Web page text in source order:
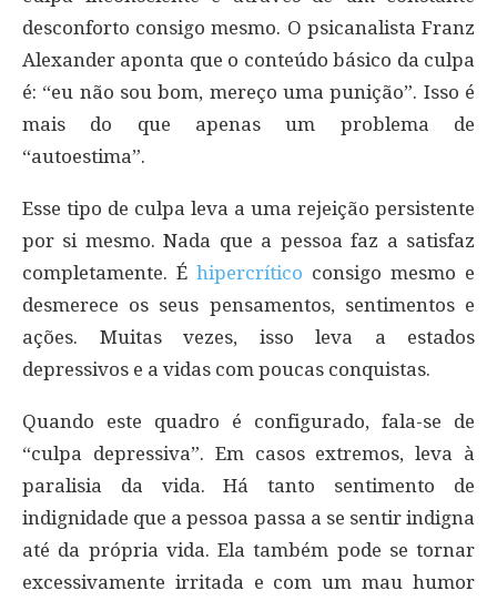
desconforto consigo mesmo. O psicanalista Franz
Alexander aponta que o conteúdo básico da culpa
é: “eu não sou bom, mereço uma punição”. Isso é
mais do que apenas um problema de
“autoestima”.
Esse tipo de culpa leva a uma rejeição persistente
por si mesmo. Nada que a pessoa faz a satisfaz
completamente. É hipercrítico consigo mesmo e
desmerece os seus pensamentos, sentimentos e
ações. Muitas vezes, isso leva a estados
depressivos e a vidas com poucas conquistas.
Quando este quadro é configurado, fala-se de
“culpa depressiva”. Em casos extremos, leva à
paralisia da vida. Há tanto sentimento de
indignidade que a pessoa passa a se sentir indigna
até da própria vida. Ela também pode se tornar
excessivamente irritada e com um mau humor